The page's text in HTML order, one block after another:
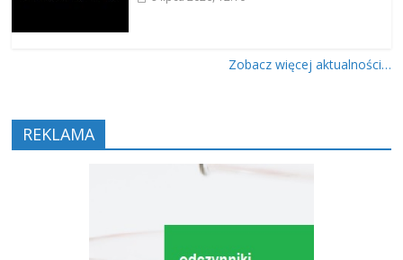
Zobacz więcej aktualności…
REKLAMA